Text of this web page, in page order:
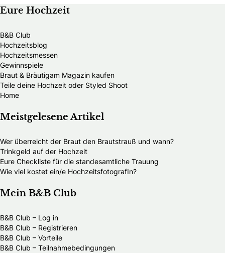
Eure Hochzeit
B&B Club
Hochzeitsblog
Hochzeitsmessen
Gewinnspiele
Braut & Bräutigam Magazin kaufen
Teile deine Hochzeit oder Styled Shoot
Home
Meistgelesene Artikel
Wer überreicht der Braut den Brautstrauß und wann?
Trinkgeld auf der Hochzeit
Eure Checkliste für die standesamtliche Trauung
Wie viel kostet ein/e HochzeitsfotografIn?
Mein B&B Club
B&B Club – Log in
B&B Club – Registrieren
B&B Club – Vorteile
B&B Club – Teilnahmebedingungen